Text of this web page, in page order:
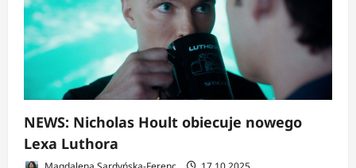
NEWS: Nicholas Hoult obiecuje nowego
Lexa Luthora